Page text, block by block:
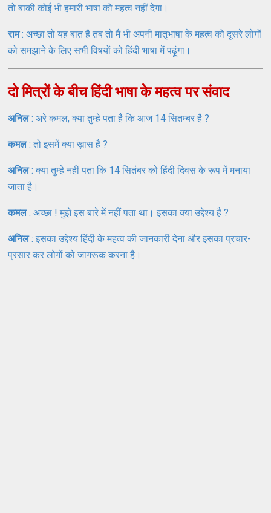
तो बाकी कोई भी हमारी भाषा को महत्व नहीं देगा।
राम: अच्छा तो यह बात है तब तो मैं भी अपनी मातृभाषा के महत्व को दूसरे लोगों
को समझाने के लिए सभी विषयों को हिंदी भाषा में पढ़ूंगा।
दो मित्रों के बीच हिंदी भाषा के महत्व पर संवाद
अनिल: अरे कमल, क्या तुम्हे पता है कि आज 14 सितम्बर है ?
कमल: तो इसमें क्या ख़ास है ?
अनिल: क्या तुम्हे नहीं पता कि 14 सितंबर को हिंदी दिवस के रूप में मनाया
जाता है।
कमल: अच्छा ! मुझे इस बारे में नहीं पता था। इसका क्या उद्देश्य है ?
अनिल: इसका उद्देश्य हिंदी के महत्व की जानकारी देना और इसका प्रचार-
प्रसार कर लोगों को जागरूक करना है।